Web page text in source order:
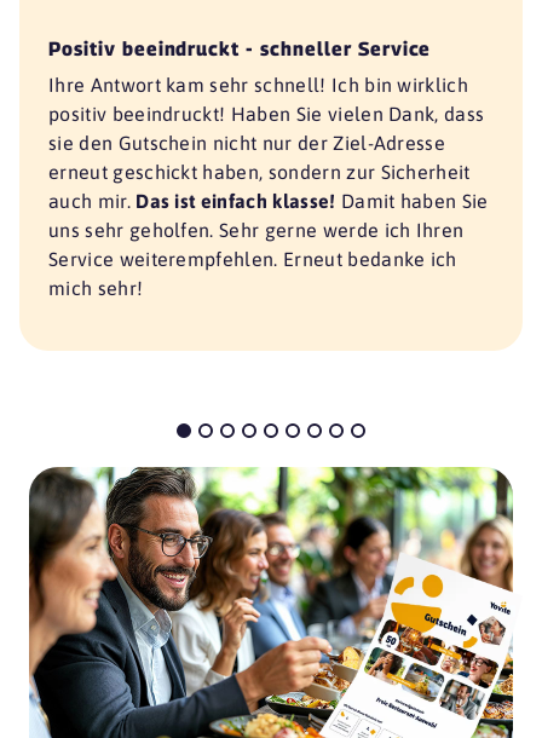
Positiv beeindruckt - schneller Service
Ihre Antwort kam sehr schnell! Ich bin wirklich
positiv beeindruckt! Haben Sie vielen Dank, dass
sie den Gutschein nicht nur der Ziel-Adresse
erneut geschickt haben, sondern zur Sicherheit
auch mir. Das ist einfach klasse! Damit haben Sie
uns sehr geholfen. Sehr gerne werde ich Ihren
Service weiterempfehlen. Erneut bedanke ich
mich sehr!